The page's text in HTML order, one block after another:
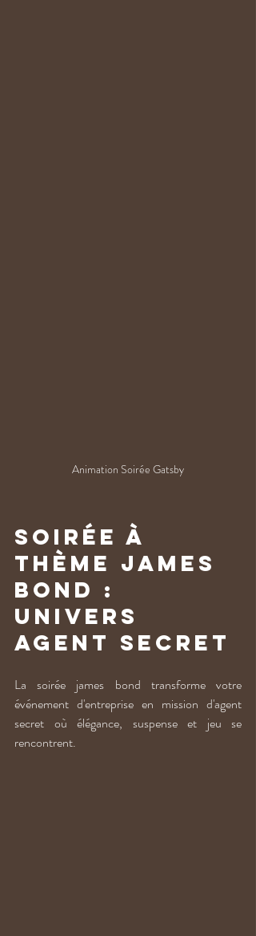
Animation Soirée Gatsby
Soirée à
thème James
Bond :
univers
agent secret
La soirée james bond transforme votre
événement d'entreprise en mission d'agent
secret où élégance, suspense et jeu se
rencontrent.